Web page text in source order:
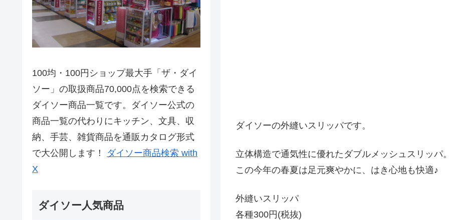
ダイソーの外縫いスリッパです。
立体構造で通気性に優れたダブルメッシュスリッパ
この今年の春夏は足元爽やかに、はき心地も快適♪
外縫いスリッパ
各種300円(税抜)
100均・100円ショップ最大手「ザ・ダイ
ソー」の取扱商品70,000点を検索できる
ダイソー商品一覧です。ダイソー公式の
商品一覧の代わりにキッチン、文具、収
納、手芸、雑貨商品を通販カタログ形式
で大公開します！ ダイソー商品検索 with
X
ダイソー人気商品